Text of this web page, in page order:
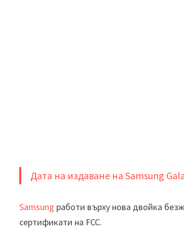
Дата на издаване на Samsung
Samsung работи върху нова двойка
сертификати на FCC.